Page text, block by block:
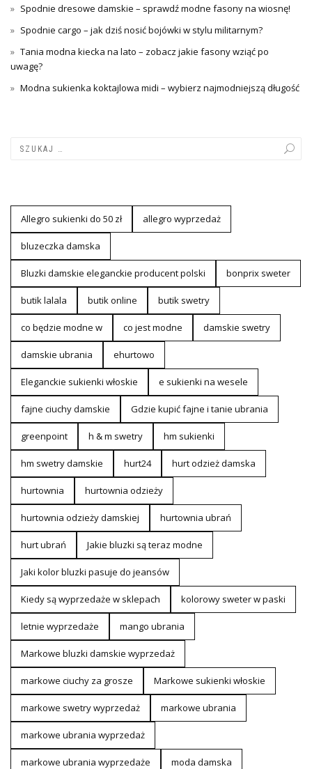
Spodnie dresowe damskie – sprawdź modne fasony na wiosnę!
Spodnie cargo – jak dziś nosić bojówki w stylu militarnym?
Tania modna kiecka na lato – zobacz jakie fasony wziąć po
uwagę?
Modna sukienka koktajlowa midi – wybierz najmodniejszą długość
Allegro sukienki do 50 zł allegro wyprzedaż
bluzeczka damska
Bluzki damskie eleganckie producent polski bonprix sweter
butik lalala butik online butik swetry
co będzie modne w co jest modne damskie swetry
damskie ubrania ehurtowo
Eleganckie sukienki włoskie e sukienki na wesele
fajne ciuchy damskie Gdzie kupić fajne i tanie ubrania
greenpoint h & m swetry hm sukienki
hm swetry damskie hurt24 hurt odzież damska
hurtownia hurtownia odzieży
hurtownia odzieży damskiej hurtownia ubrań
hurt ubrań Jakie bluzki są teraz modne
Jaki kolor bluzki pasuje do jeansów
Kiedy są wyprzedaże w sklepach kolorowy sweter w paski
letnie wyprzedaże mango ubrania
Markowe bluzki damskie wyprzedaż
markowe ciuchy za grosze Markowe sukienki włoskie
markowe swetry wyprzedaż markowe ubrania
markowe ubrania wyprzedaż
markowe ubrania wyprzedaże moda damska